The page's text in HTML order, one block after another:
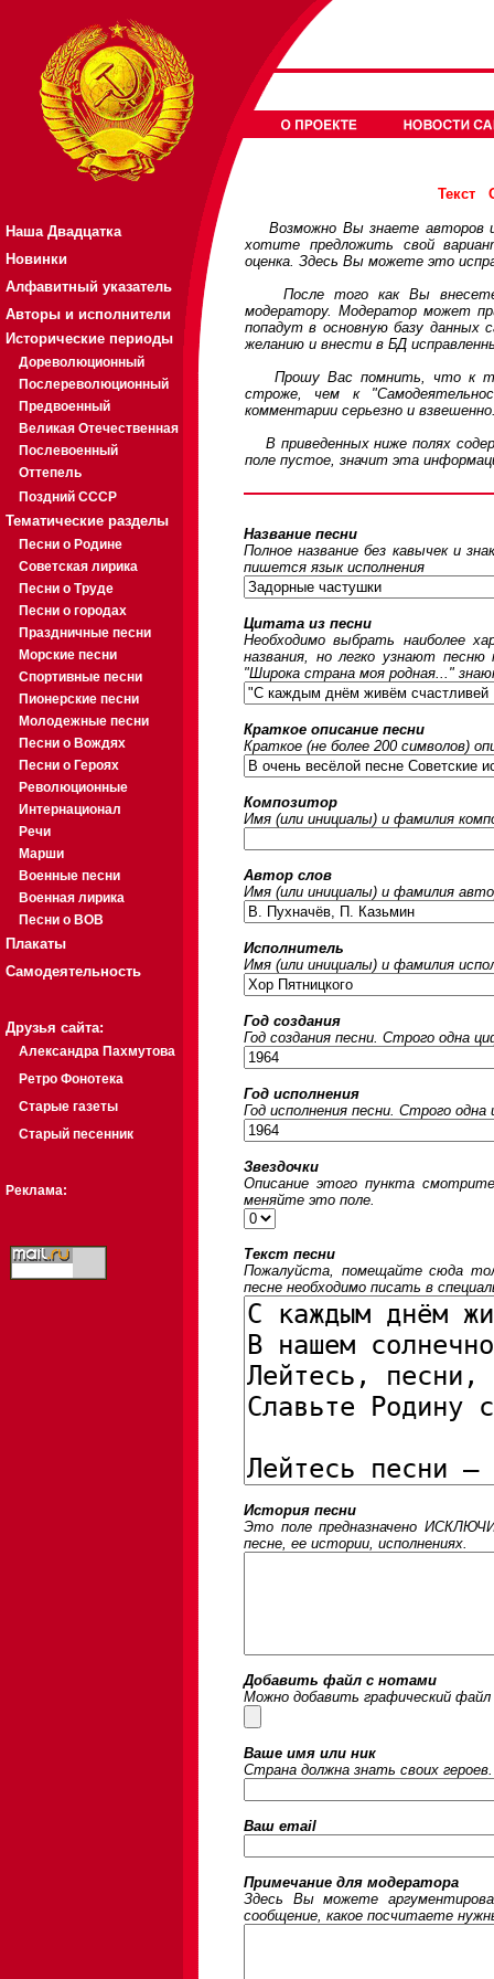
Наша Двадцатка
Новинки
Алфавитный указатель
Авторы и исполнители
Исторические периоды
Дореволюционный
Послереволюционный
Предвоенный
Великая Отечественная
Послевоенный
Оттепель
Поздний СССР
Тематические разделы
Песни о Родине
Советская лирика
Песни о Труде
Песни о городах
Праздничные песни
Морские песни
Спортивные песни
Пионерские песни
Молодежные песни
Песни о Вождях
Песни о Героях
Революционные
Интернационал
Речи
Марши
Военные песни
Военная лирика
Песни о ВОВ
Плакаты
Самодеятельность
Друзья сайта:
Александра Пахмутова
Ретро Фонотека
Старые газеты
Старый песенник
Реклама:
Текст
Возможно Вы знаете авторов
хотите предложить свой
оценка. Здесь Вы можете это
После того как Вы внесете
модератору. Модератор может
попадут в основную базу
желанию и внести в БД
Прошу Вас помнить, что к
строже, чем к
комментарии серьезно и
В приведенных ниже полях
поле пустое, значит эта
Название песни
Полное название без кавычек и
пишется язык исполнения
Цитата из песни
Необходимо выбрать наиболее
названия, но легко узнают
"Широка страна моя родная..."
Краткое описание песни
Краткое (не более 200 символов)
Композитор
Имя (или инициалы) и фамилия
Автор слов
Имя (или инициалы) и фамилия
Исполнитель
Имя (или инициалы) и фамилия
Год создания
Год создания песни. Строго одна
Год исполнения
Год исполнения песни. Строго
Звездочки
Описание этого пункта
меняйте это поле.
Текст песни
Пожалуйста, помещайте сюда
песне необходимо писать в
История песни
Это поле предназначено
песне, ее истории, исполнениях.
Добавить файл с нотами
Можно добавить графический
Ваше имя или ник
Страна должна знать своих
Ваш email
Примечание для модератора
Здесь Вы можете
сообщение, какое посчитаете